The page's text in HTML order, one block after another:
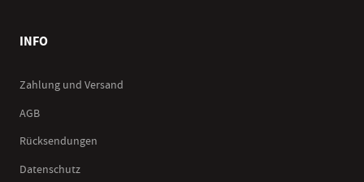
INFO
Zahlung und Versand
AGB
Rücksendungen
Datenschutz